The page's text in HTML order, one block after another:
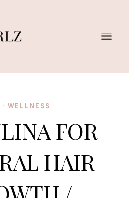
· WELLNESS
FOR
HAIR